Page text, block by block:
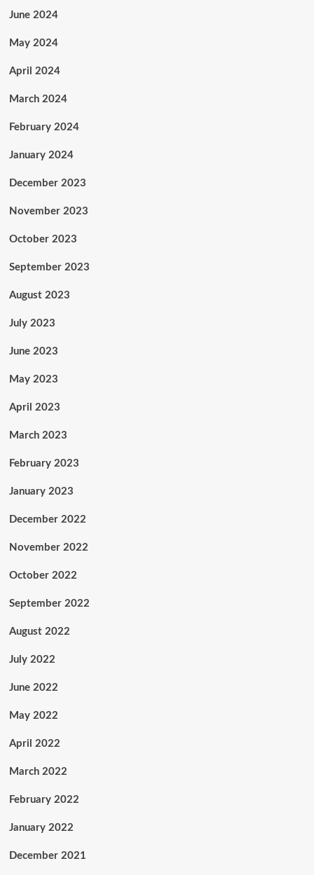
June 2024
May 2024
April 2024
March 2024
February 2024
January 2024
December 2023
November 2023
October 2023
September 2023
August 2023
July 2023
June 2023
May 2023
April 2023
March 2023
February 2023
January 2023
December 2022
November 2022
October 2022
September 2022
August 2022
July 2022
June 2022
May 2022
April 2022
March 2022
February 2022
January 2022
December 2021